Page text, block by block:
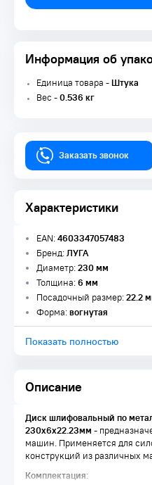
Информация об
Единица товара -Штука
Вес -0.536 кг
Заказать звонок
Характеристики
Описание
EAN:4603347057483
Бренд:ЛУГА
Диаметр:230 мм
Толщина:6 мм
Посадочный размер:22.2
Форма:вогнутая
Показать полностью
Диск шлифовальный по
230х6х22.23мм -
машин. Применяется для
конструкций из различных
Комплектация: